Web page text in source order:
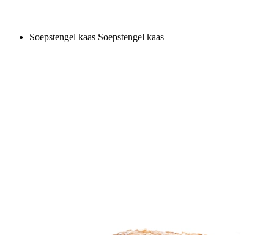
Soepstengel kaas Soepstengel kaas